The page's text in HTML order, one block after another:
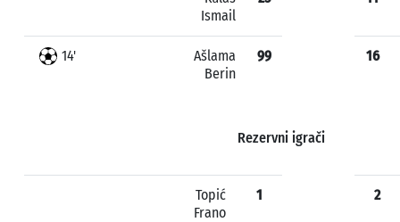
Ismail
14'
Ašlama
Berin
99 16
Rezervni igrači
Topić
Frano
1 2